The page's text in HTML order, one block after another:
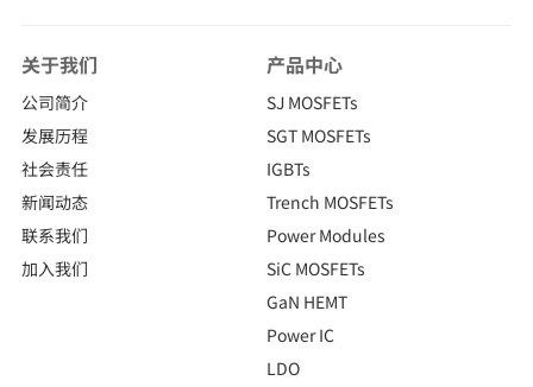
关于我们
公司简介
发展历程
社会责任
新闻动态
联系我们
加入我们
产品中心
SJ MOSFETs
SGT MOSFETs
IGBTs
Trench MOSFETs
Power Modules
SiC MOSFETs
GaN HEMT
Power IC
LDO